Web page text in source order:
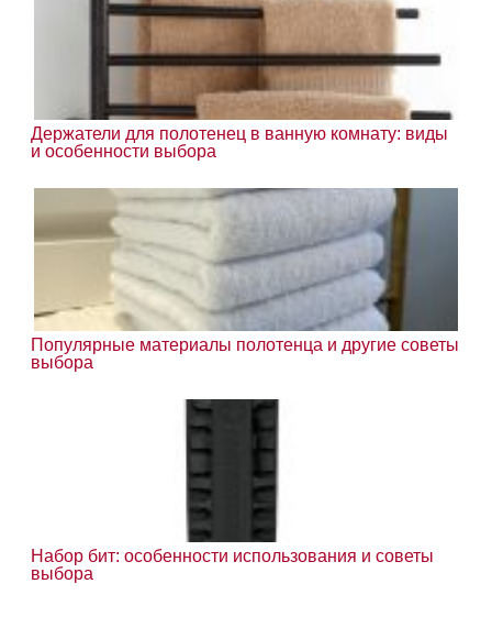
Держатели для полотенец в ванную комнату: виды
и особенности выбора
Популярные материалы полотенца и другие советы
выбора
Набор бит: особенности использования и советы
выбора